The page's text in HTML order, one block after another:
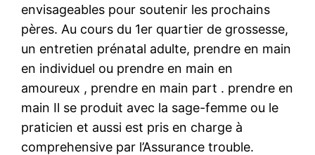
envisageables pour soutenir les prochains
pères. Au cours du 1er quartier de grossesse,
un entretien prénatal adulte, prendre en main
en individuel ou prendre en main en
amoureux , prendre en main part . prendre en
main Il se produit avec la sage-femme ou le
praticien et aussi est pris en charge à
comprehensive par l’Assurance trouble.